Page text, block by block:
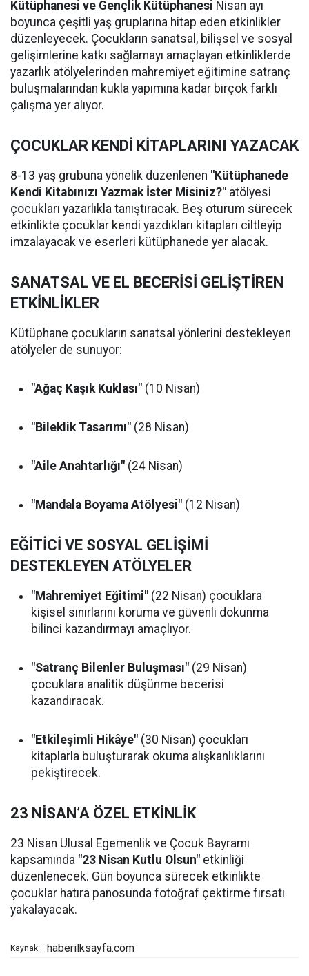
Kütüphanesi ve Gençlik Kütüphanesi Nisan ayı
boyunca çeşitli yaş gruplarına hitap eden etkinlikler
düzenleyecek. Çocukların sanatsal, bilişsel ve sosyal
gelişimlerine katkı sağlamayı amaçlayan etkinliklerde
yazarlık atölyelerinden mahremiyet eğitimine satranç
buluşmalarından kukla yapımına kadar birçok farklı
çalışma yer alıyor.
ÇOCUKLAR KENDİ KİTAPLARINI YAZACAK
8-13 yaş grubuna yönelik düzenlenen "Kütüphanede
Kendi Kitabınızı Yazmak İster Misiniz?" atölyesi
çocukları yazarlıkla tanıştıracak. Beş oturum sürecek
etkinlikte çocuklar kendi yazdıkları kitapları ciltleyip
imzalayacak ve eserleri kütüphanede yer alacak.
SANATSAL VE EL BECERİSİ GELİŞTİREN
ETKİNLİKLER
Kütüphane çocukların sanatsal yönlerini destekleyen
atölyeler de sunuyor:
"Ağaç Kaşık Kuklası" (10 Nisan)
"Bileklik Tasarımı" (28 Nisan)
"Aile Anahtarlığı" (24 Nisan)
"Mandala Boyama Atölyesi" (12 Nisan)
EĞİTİCİ VE SOSYAL GELİŞİMİ
DESTEKLEYEN ATÖLYELER
"Mahremiyet Eğitimi" (22 Nisan) çocuklara
kişisel sınırlarını koruma ve güvenli dokunma
bilinci kazandırmayı amaçlıyor.
"Satranç Bilenler Buluşması" (29 Nisan)
çocuklara analitik düşünme becerisi
kazandıracak.
"Etkileşimli Hikâye" (30 Nisan) çocukları
kitaplarla buluşturarak okuma alışkanlıklarını
pekiştirecek.
23 NİSAN’A ÖZEL ETKİNLİK
23 Nisan Ulusal Egemenlik ve Çocuk Bayramı
kapsamında "23 Nisan Kutlu Olsun" etkinliği
düzenlenecek. Gün boyunca sürecek etkinlikte
çocuklar hatıra panosunda fotoğraf çektirme fırsatı
yakalayacak.
Kaynak: haberilksayfa.com